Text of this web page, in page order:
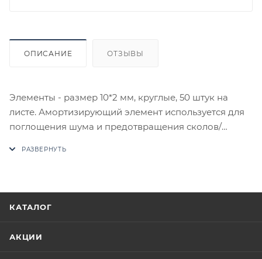
ОПИСАНИЕ ОТЗЫВЫ
Элементы - размер 10*2 мм, круглые, 50 штук на
листе. Амортизирующий элемент используется для
поглощения шума и предотвращения сколов/
Цены на сайте не являются оптовыми и
КАТАЛОГ
АКЦИИ